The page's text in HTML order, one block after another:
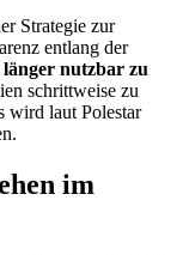
Strategie zur
entlang der
nutzbar zu
schrittweise zu
wird laut Polestar
im